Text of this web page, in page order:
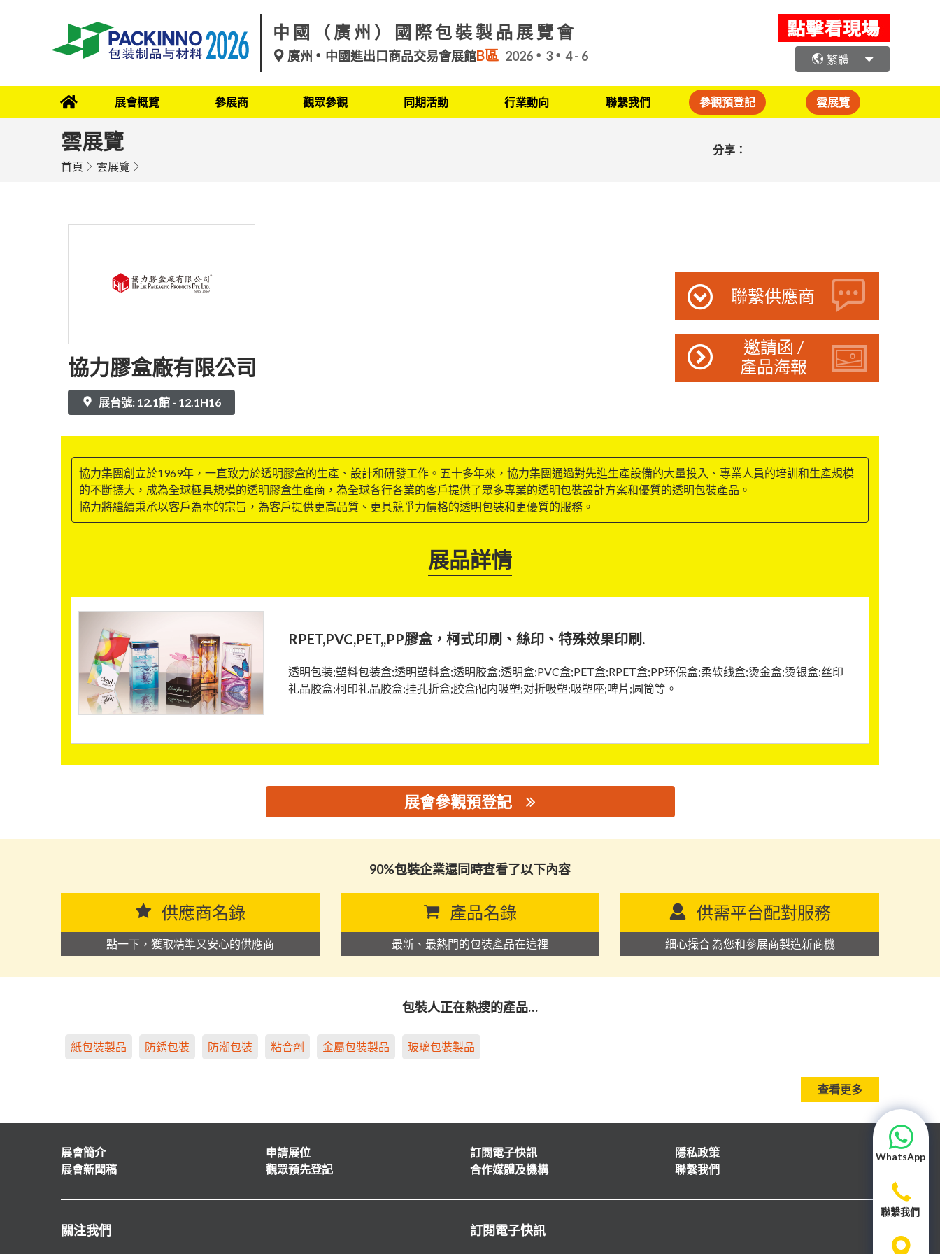
中國（廣州）國際包裝製品展覽會
廣州 中國進出口商品交易會展館B區 2026 3 4 - 6 繁體
展會概覽 參展商 觀眾參觀 同期活動 行業動向 聯繫我們 參觀預登記 雲展覽
雲展覽
首頁 雲展覽
分享：
協力膠盒廠有限公司
展台號: 12.1館 - 12.1H16
聯繫供應商
邀請函 /
產品海報
協力集團創立於1969年，一直致力於透明膠盒的生產、設計和研發工作。五十多年來，協力集團通過對先進生產設備的大量投入、專業人員的培訓和生產規模
的不斷擴大，成為全球極具規模的透明膠盒生產商，為全球各行各業的客戶提供了眾多專業的透明包裝設計方案和優質的透明包裝產品。
協力將繼續秉承以客戶為本的宗旨，為客戶提供更高品質、更具競爭力價格的透明包裝和更優質的服務。
展品詳情
RPET,PVC,PET,,PP膠盒，柯式印刷、絲印、特殊效果印刷.
透明包装;塑料包装盒;透明塑料盒;透明胶盒;透明盒;PVC盒;PET盒;RPET盒;PP环保盒;柔软线盒;烫金盒;烫银盒;丝印
礼品胶盒;柯印礼品胶盒;挂孔折盒;胶盒配内吸塑;对折吸塑;吸塑座;啤片;圆筒等。
展會參觀預登記
90%包裝企業還同時查看了以下內容
供應商名錄
點一下，獲取精準又安心的供應商
產品名錄
最新、最熱門的包裝產品在這裡
供需平台配對服務
細心撮合 為您和參展商製造新商機
包裝人正在熱搜的產品…
紙包裝製品 防銹包裝 防潮包裝 粘合劑 金屬包裝製品 玻璃包裝製品
查看更多
展會簡介
展會新聞稿
申請展位
觀眾預先登記
訂閱電子快訊
合作媒體及機構
隱私政策
聯繫我們
關注我們 訂閱電子快訊
WhatsApp
聯繫我們